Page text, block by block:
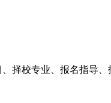
学历。考生报名前需根
择校专业、报名指导